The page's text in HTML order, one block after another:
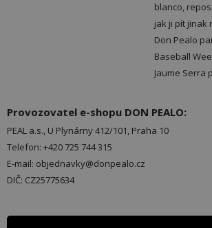
blanco,
jak ji pít jinak
Don Pealo
Baseball
Jaume Serra
Provozovatel e-shopu DON PEALO:
PEAL a.s., U Plynárny 412/101, Praha 10
Telefon: +420 725 744 315
E-mail: objednavky@donpealo.cz
DIČ: CZ25775634